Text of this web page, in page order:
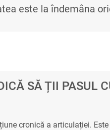
este la îndemâna
SĂ ȚII PASUL
cronică a articulației.